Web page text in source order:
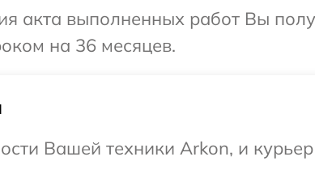
акта выполненных работ Вы
на 36 месяцев.
Вашей техники Arkon, и